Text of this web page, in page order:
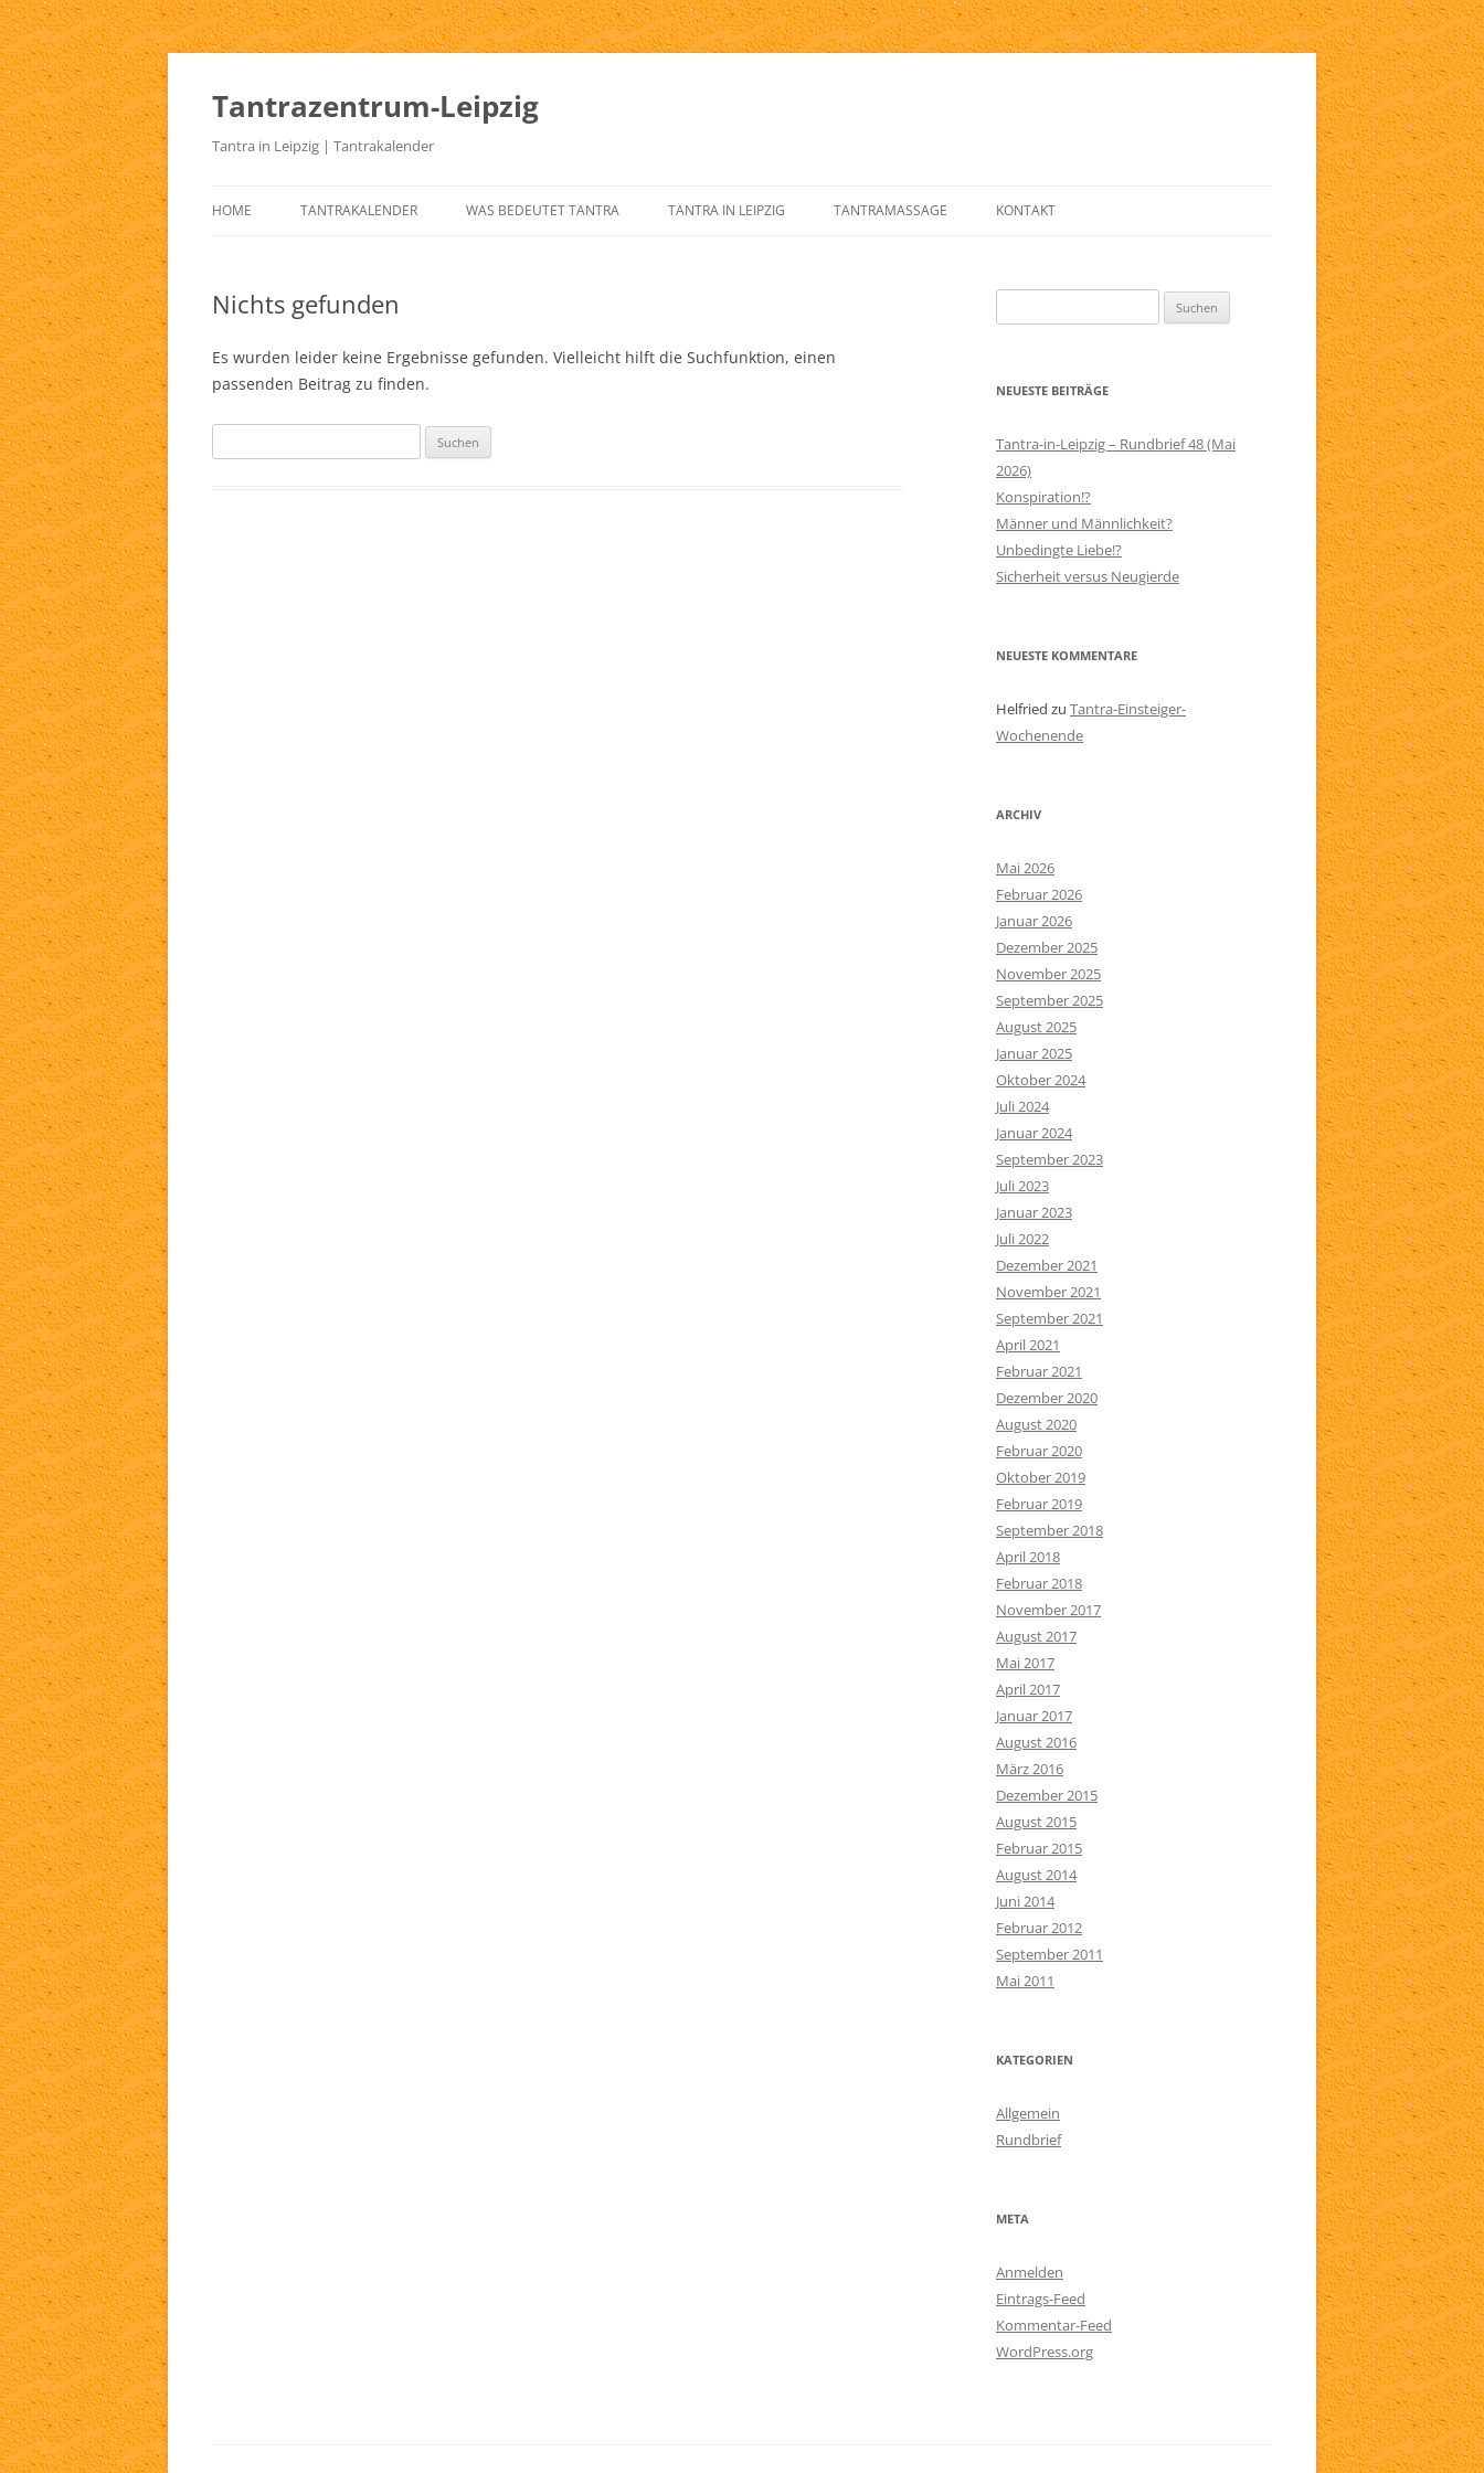
Zum
Tantrazentrum-Leipzig
Tantra in Leipzig | Tantrakalender
HOME TANTRAKALENDER WAS BEDEUTET TANTRA
TANTRA
TANTRA VERSTEHEN?
TANTRA IN LEIPZIG
ÜBER UNS
TANTRAMASSAGE
TANTRAMASSAGE VON HELFRIED
TANTRISCHE SEXUALTHERAPIE
TANTRAMASSAGE FÜR PAARE
KONTAKT
SERVICE
IMPRESSUM
AGB
SITEMAP
Nichts gefunden
Es wurden leider keine Ergebnisse gefunden. Vielleicht hilft die Suchfunktion, einen
passenden Beitrag zu finden.
nach:
nach:
NEUESTE BEITRÄGE
Tantra-in-Leipzig – Rundbrief 48 (Mai
2026)
Konspiration!?
Männer und Männlichkeit?
Unbedingte Liebe!?
Sicherheit versus Neugierde
NEUESTE KOMMENTARE
Helfried zu Tantra-Einsteiger-
Wochenende
ARCHIV
Mai 2026
Februar 2026
Januar 2026
Dezember 2025
November 2025
September 2025
August 2025
Januar 2025
Oktober 2024
Juli 2024
Januar 2024
September 2023
Juli 2023
Januar 2023
Juli 2022
Dezember 2021
November 2021
September 2021
April 2021
Februar 2021
Dezember 2020
August 2020
Februar 2020
Oktober 2019
Februar 2019
September 2018
April 2018
Februar 2018
November 2017
August 2017
Mai 2017
April 2017
Januar 2017
August 2016
März 2016
Dezember 2015
August 2015
Februar 2015
August 2014
Juni 2014
Februar 2012
September 2011
Mai 2011
KATEGORIEN
Allgemein
Rundbrief
META
Anmelden
Eintrags-Feed
Kommentar-Feed
WordPress.org